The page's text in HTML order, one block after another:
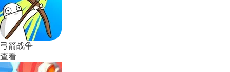
弓箭战争
查看